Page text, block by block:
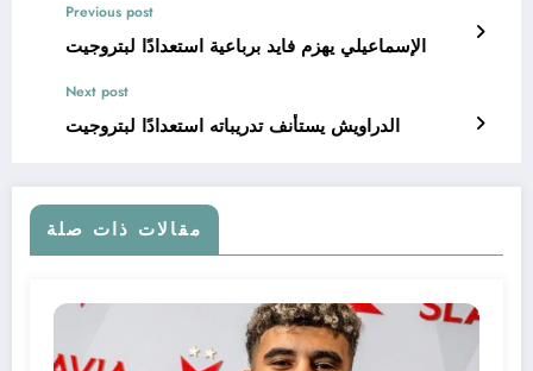
Previous post
الإسماعيلي يهزم فايد برباعية استعدادًا لبتروجيت
Next post
الدراويش يستأنف تدريباته استعدادًا لبتروجيت
مقالات ذات صلة